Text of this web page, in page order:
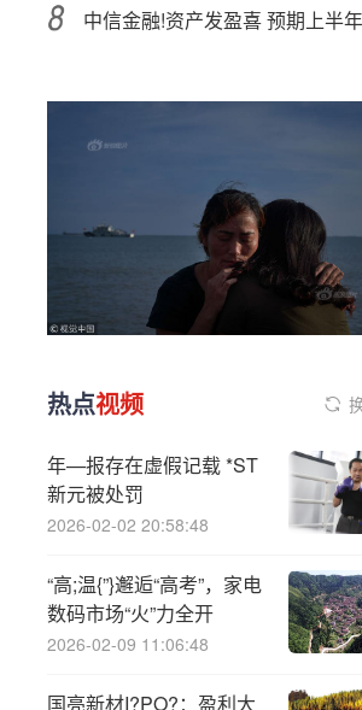
热点视频
年—报存在虚假记载 *ST
新元被处罚
2026-02-02 20:58:48
“高;温{”}邂逅“高考”，家电
数码市场“火”力全开
2026-02-09 11:06:48
国亮新材I?PO?：盈利大